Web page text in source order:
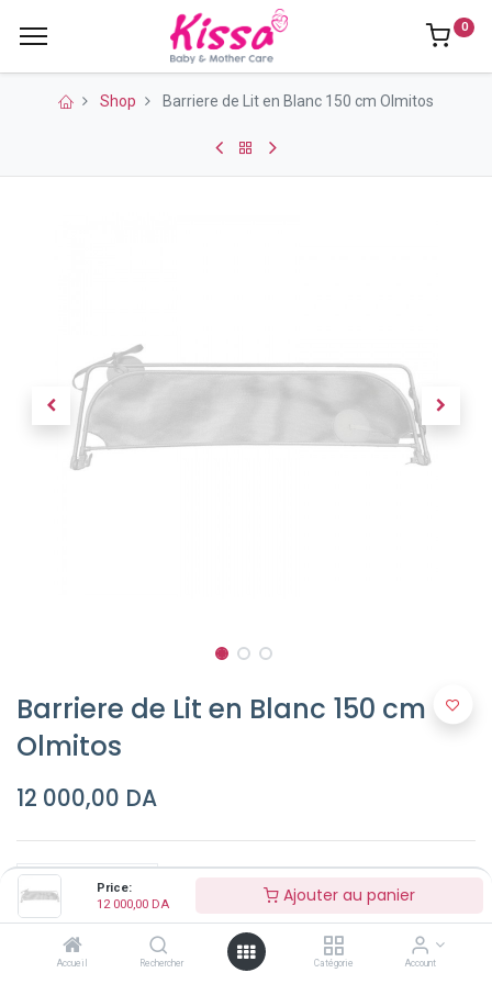
Price:
12 000,00 DA Ajouter au panier
Accueil Rechercher Catégorie Account
0
Shop Barriere de Lit en Blanc 150 cm Olmitos
Barriere de Lit en Blanc 150 cm
Olmitos
12 000,00 DA
Ajouter au panier